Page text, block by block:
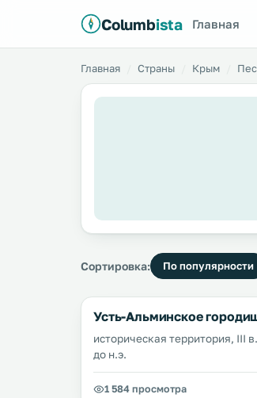
Columbista Главная
Главная Страны Крым
Сортировка: По популярности
Усть-Альминское
историческая территория, III в.
до н.э.
1 584 просмотра